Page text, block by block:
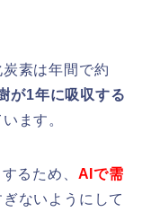
素は年間で約
が1年に吸収する
ます。
るため、 AIで需
ないようにして